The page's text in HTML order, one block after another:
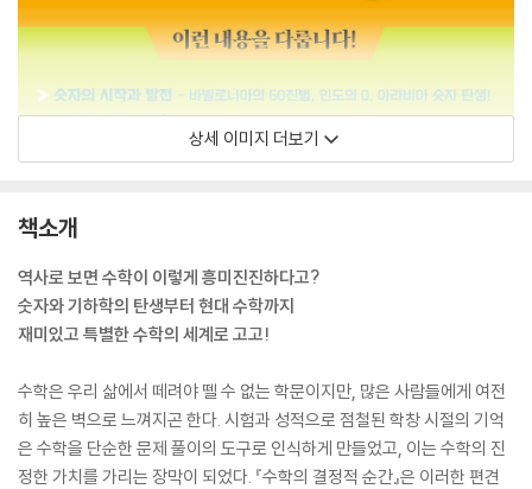
상세 이미지 더보기
책소개
역사로 보면 수학이 이렇게 흥미진진하다고?
숫자와 기하학의 탄생부터 현대 수학까지
재미있고 특별한 수학의 세계로 고고!
수학은 우리 삶에서 떼려야 뗄 수 없는 학문이지만, 많은 사람들에게 여전
히 높은 벽으로 느껴지곤 한다. 시험과 성적으로 점철된 학창 시절의 기억
은 수학을 단순한 문제 풀이의 도구로 인식하게 만들었고, 이는 수학의 진
정한 가치를 가리는 장막이 되었다. 『수학의 결정적 순간』은 이러한 편견